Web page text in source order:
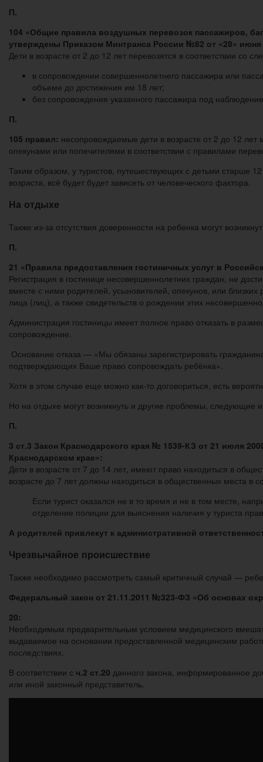
П.
104 «Общие правила воздушных перевозок пассажиров,
утверждены Приказом Минтранса России №82 от «28» июня
Дети в возрасте от 2 до 12 лет перевозятся в соответствии со
в сопровождении совершеннолетнего пассажира или
объеме до достижения им 18 лет;
без сопровождения указанного пассажира под
П.
105 правил: несопровождаемые дети в возрасте от 2 до 12
опекунами или попечителями в соответствии с правилами
Таким образом, у туристов, путешествующих с детьми старше
возраста, всё будет будет зависеть от человеческого фактора.
На отдыхе
Также из-за отсутствия доверенности на ребенка могут
П.
21 «Правила предоставления гостиничных услуг в
Регистрация в гостинице несовершеннолетних граждан, не
вместе с ними родителей, усыновителей, опекунов, или
лица (лиц), а также свидетельств о рождении этих
Администрация гостиницы имеет полное право отказать в
сопровождение.
Основание отказа — «Мы обязаны зарегистрировать
подтверждающих Ваше право сопровождать ребёнка».
Хотя в этом случае еще можно как-то договориться, есть
Но на отдыхе могут возникнуть и другие проблемы, следующие
П.
3 ст.3 Закон Краснодарского края № 1539-КЗ от 21 июля
Краснодарском крае»:
Дети в возрасте от 7 до 14 лет, имеют право находиться в
возрасте до 7 лет должны находиться в общественных места в
Если турист оказался не в то время и не в том месте,
отделение полиции для выяснения наличия у туриста
А родителей привлекут к административной
Чрезвычайное происшествие
Также необходимо рассмотреть самый критичный случай —
Федеральный закон от 21.11.2011 №323-ФЗ «Об основах
20:
Необходимым предварительным условием медицинского
выдаваемое на основании предоставленной медицинским
последствиях.
В соответствии с ч.2 ст.20 данного закона, информированное
или иной законный представитель.